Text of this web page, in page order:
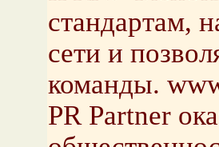
стандартам,
сети и
команды.
PR Partner